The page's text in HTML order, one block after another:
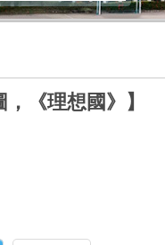
《理想國》】